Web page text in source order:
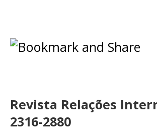
Revista Relações
2316-2880